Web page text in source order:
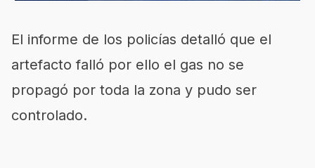
El informe de los policías detalló que el
artefacto falló por ello el gas no se
propagó por toda la zona y pudo ser
controlado.